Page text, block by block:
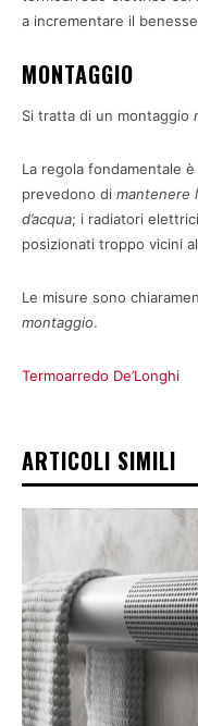
a incrementare il
MONTAGGIO
Si tratta di un montaggio
La regola fondamentale
prevedono di mantenere
d’acqua; i radiatori
posizionati troppo vicini
Le misure sono
montaggio.
Termoarredo De’Longhi
ARTICOLI SIMILI